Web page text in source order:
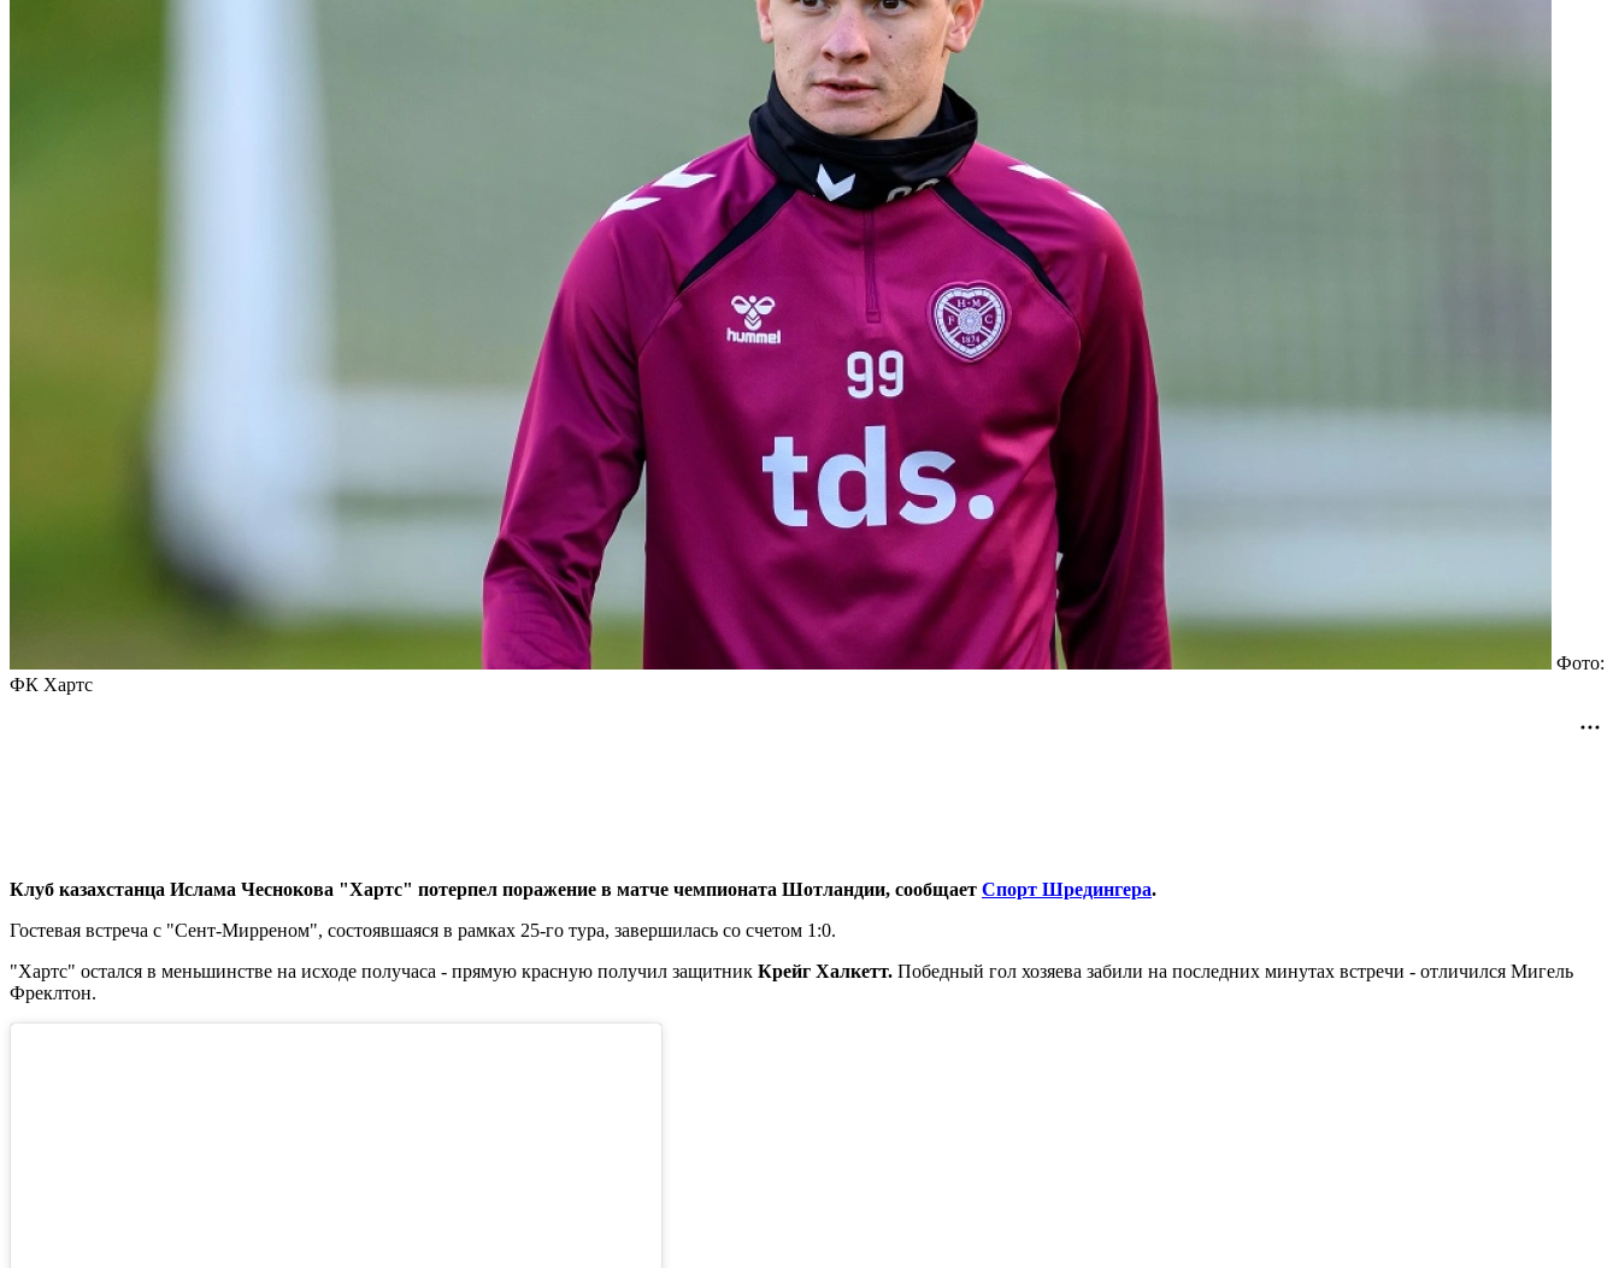
Фото:
ФК Хартс
Клуб казахстанца Ислама Чеснокова "Хартс" потерпел поражение в матче чемпионата Шотландии, сообщает Спорт Шредингера.
Гостевая встреча с "Сент-Мирреном", состоявшаяся в рамках 25-го тура, завершилась со счетом 1:0.
"Хартс" остался в меньшинстве на исходе получаса - прямую красную получил защитник Крейг Халкетт. Победный гол хозяева забили на последних минутах встречи - отличился Мигель
Фреклтон.